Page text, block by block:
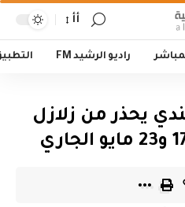
أأ
راديو الرشيد FM
يحذر من زلازل